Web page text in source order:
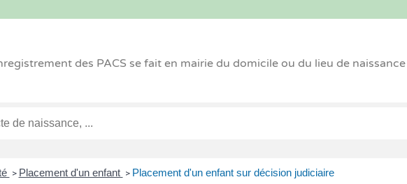
des PACS se fait en mairie du domicile ou du lieu de
> Placement d'un enfant > Placement d'un enfant sur décision judiciaire